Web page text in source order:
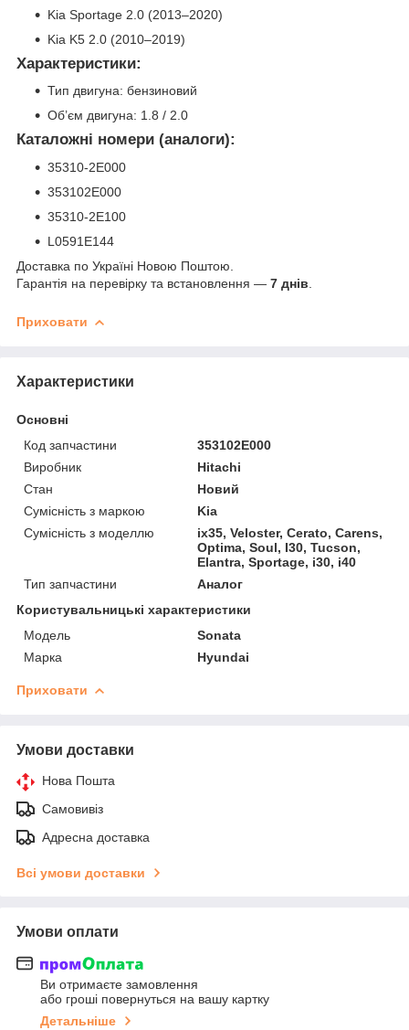
Kia Sportage 2.0 (2013–2020)
Kia K5 2.0 (2010–2019)
Характеристики:
Тип двигуна: бензиновий
Об’єм двигуна: 1.8 / 2.0
Каталожні номери (аналоги):
35310-2E000
353102E000
35310-2E100
L0591E144
Доставка по Україні Новою Поштою.
Гарантія на перевірку та встановлення — 7 днів
Приховати
Характеристики
Основні
Код запчастини
353102E000
Виробник
Hitachi
Стан
Новий
Сумісність з маркою
Kia
Сумісність з моделлю
ix35, Veloster, Cerato, Carens,
Optima, Soul, I30, Tucson,
Elantra, Sportage, i30, i40
Тип запчастини
Аналог
Користувальницькі характеристики
Мoдель
Sonata
Марка
Hyundai
Приховати
Умови доставки
Нова Пошта
Самовивіз
Адресна доставка
Всі умови доставки
Умови оплати
Ви отримаєте замовлення
або гроші повернуться на вашу картку
Детальніше